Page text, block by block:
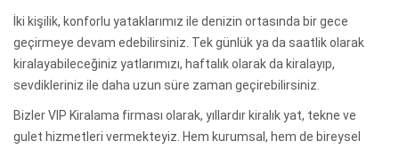
İki kişilik, konforlu yataklarımız ile denizin ortasında bir gece
geçirmeye devam edebilirsiniz. Tek günlük ya da saatlik olarak
kiralayabileceğiniz yatlarımızı, haftalık olarak da kiralayıp,
sevdikleriniz ile daha uzun süre zaman geçirebilirsiniz.
Bizler VIP Kiralama firması olarak, yıllardır kiralık yat, tekne ve
gulet hizmetleri vermekteyiz. Hem kurumsal, hem de bireysel